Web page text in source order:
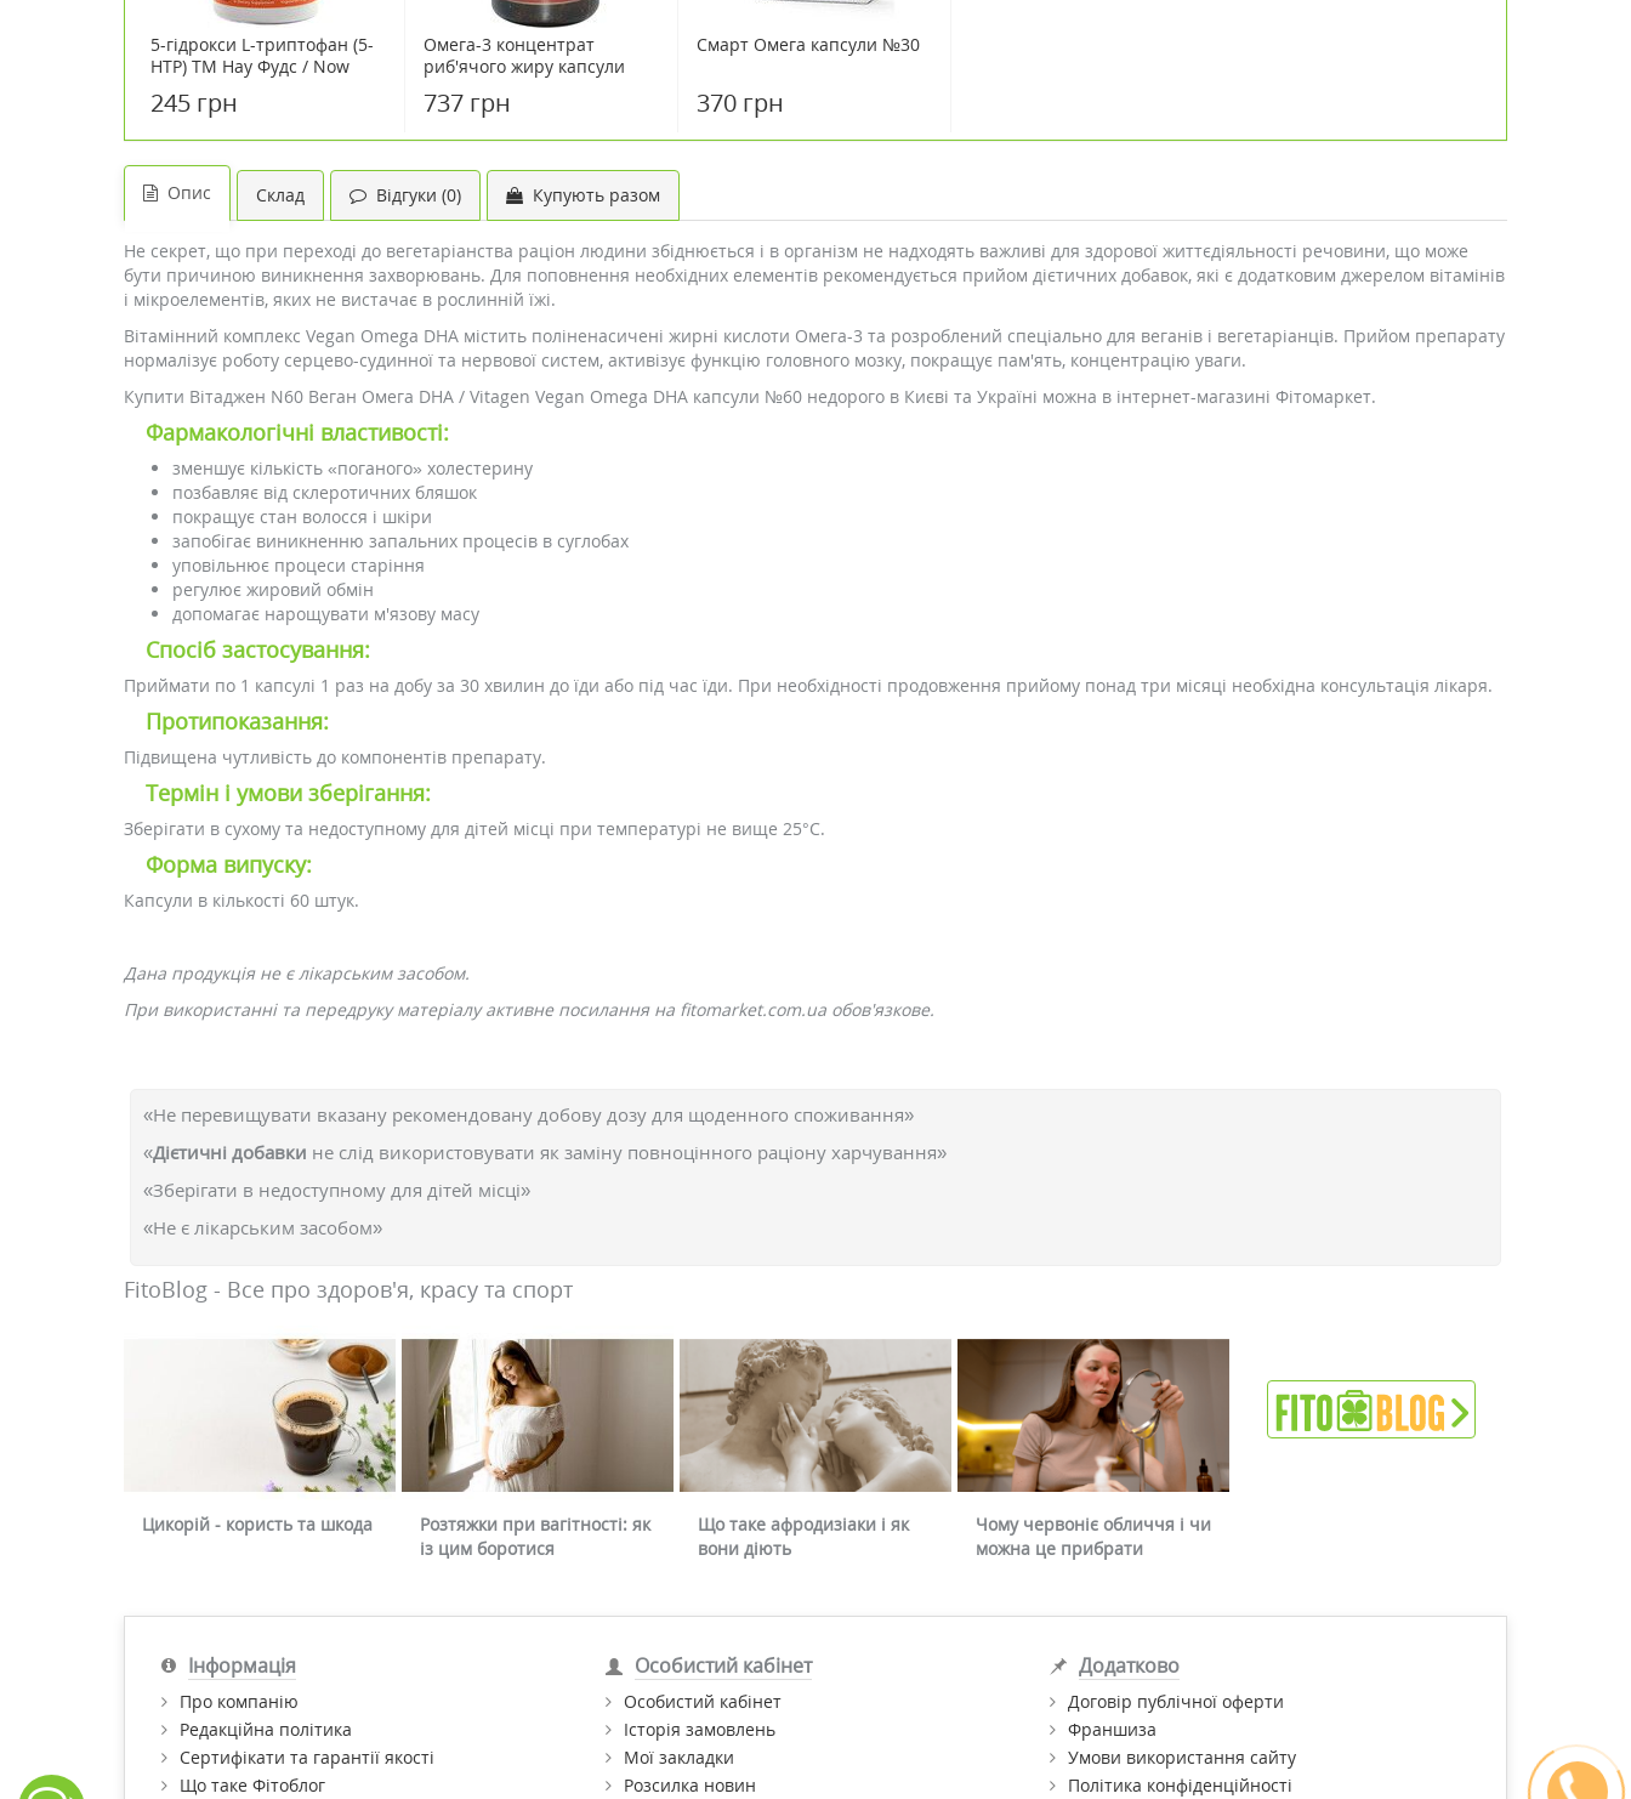
5-гідрокси L-триптофан (5-
НТР) ТМ Нау Фудс / Now
245 грн
Омега-3 концентрат
риб'ячого жиру капсули
737 грн
Смарт Омега капсули №30
370 грн
Опис Склад Відгуки (0) Купують разом
Не секрет, що при переході до вегетаріанства раціон людини збіднюється і в організм не надходять важливі для здорової життєдіяльності речовини, що може
бути причиною виникнення захворювань. Для поповнення необхідних елементів рекомендується прийом дієтичних добавок, які є додатковим джерелом вітамінів
і мікроелементів, яких не вистачає в рослинній їжі.
Вітамінний комплекс Vegan Omega DHA містить поліненасичені жирні кислоти Омега-3 та розроблений спеціально для веганів і вегетаріанців. Прийом препарату
нормалізує роботу серцево-судинної та нервової систем, активізує функцію головного мозку, покращує пам'ять, концентрацію уваги.
Купити Вітаджен N60 Веган Омега DHA / Vitagen Vegan Omega DHA капсули №60 недорого в Києві та Україні можна в інтернет-магазині Фітомаркет.
Фармакологічні властивості:
зменшує кількість «поганого» холестерину
позбавляє від склеротичних бляшок
покращує стан волосся і шкіри
запобігає виникненню запальних процесів в суглобах
уповільнює процеси старіння
регулює жировий обмін
допомагає нарощувати м'язову масу
Спосіб застосування:
Приймати по 1 капсулі 1 раз на добу за 30 хвилин до їди або під час їди. При необхідності продовження прийому понад три місяці необхідна консультація лікаря.
Протипоказання:
Підвищена чутливість до компонентів препарату.
Термін і умови зберігання:
Зберігати в сухому та недоступному для дітей місці при температурі не вище 25°C.
Форма випуску:
Капсули в кількості 60 штук.
Дана продукція не є лікарським засобом.
При використанні та передруку матеріалу активне посилання на fitomarket.com.ua обов'язкове.
«Не перевищувати вказану рекомендовану добову дозу для щоденного споживання»
«Дієтичні добавки не слід використовувати як заміну повноцінного раціону харчування»
«Зберігати в недоступному для дітей місці»
«Не є лікарським засобом»
FitoBlog - Все про здоров'я, красу та спорт
Цикорій - користь та шкода
Розтяжки при вагітності: як
із цим боротися
Що таке афродизіаки і як
вони діють
Чому червоніє обличчя і чи
можна це прибрати
Інформація
Про компанію
Редакційна політика
Сертифікати та гарантії якості
Що таке Фітоблог
Особистий кабінет
Особистий кабінет
Історія замовлень
Мої закладки
Розсилка новин
Додатково
Договір публічної оферти
Франшиза
Умови використання сайту
Політика конфіденційності